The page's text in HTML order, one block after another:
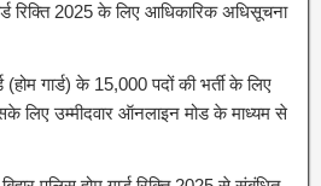
रिक्ति 2025 के लिए आधिकारिक अधिसूचना
(होम गार्ड) के 15,000 पदों की भर्ती के लिए
लिए उम्मीदवार ऑनलाइन मोड के माध्यम से